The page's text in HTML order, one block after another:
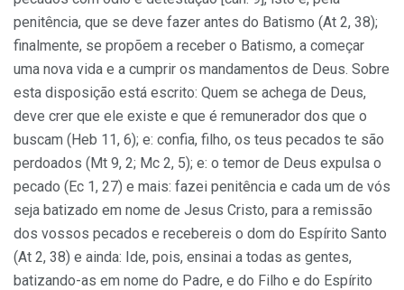
penitência, que se deve fazer antes do Batismo (At 2, 38);
finalmente, se propõem a receber o Batismo, a começar
uma nova vida e a cumprir os mandamentos de Deus. Sobre
esta disposição está escrito: Quem se achega de Deus,
deve crer que ele existe e que é remunerador dos que o
buscam (Heb 11, 6); e: confia, filho, os teus pecados te são
perdoados (Mt 9, 2; Mc 2, 5); e: o temor de Deus expulsa o
pecado (Ec 1, 27) e mais: fazei penitência e cada um de vós
seja batizado em nome de Jesus Cristo, para a remissão
dos vossos pecados e recebereis o dom do Espírito Santo
(At 2, 38) e ainda: Ide, pois, ensinai a todas as gentes,
batizando-as em nome do Padre, e do Filho e do Espírito